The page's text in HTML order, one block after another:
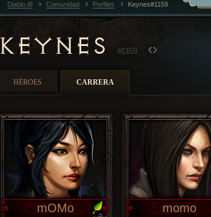
KEYNES #1159
HÉROES CARRERA
mOMo momo
Diablo III Comunidad Perfiles Keynes#1159